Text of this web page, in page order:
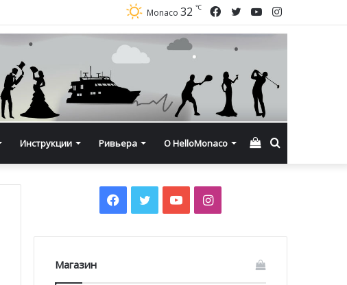
Instagram
YouTube
Twitter
Facebook
Monaco 32 ℃
Инструкции Ривьера О HelloMonaco Смотреть
Facebook
TwitterYouTubeInstagram
Магазин